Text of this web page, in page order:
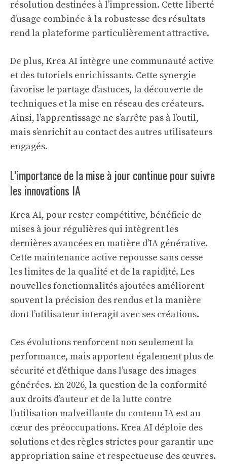
résolution destinées à l’impression. Cette liberté
d’usage combinée à la robustesse des résultats
rend la plateforme particulièrement attractive.
De plus, Krea AI intègre une communauté active
et des tutoriels enrichissants. Cette synergie
favorise le partage d’astuces, la découverte de
techniques et la mise en réseau des créateurs.
Ainsi, l’apprentissage ne s’arrête pas à l’outil,
mais s’enrichit au contact des autres utilisateurs
engagés.
L’importance de la mise à jour continue pour suivre
les innovations IA
Krea AI, pour rester compétitive, bénéficie de
mises à jour régulières qui intègrent les
dernières avancées en matière d’IA générative.
Cette maintenance active repousse sans cesse
les limites de la qualité et de la rapidité. Les
nouvelles fonctionnalités ajoutées améliorent
souvent la précision des rendus et la manière
dont l’utilisateur interagit avec ses créations.
Ces évolutions renforcent non seulement la
performance, mais apportent également plus de
sécurité et d’éthique dans l’usage des images
générées. En 2026, la question de la conformité
aux droits d’auteur et de la lutte contre
l’utilisation malveillante du contenu IA est au
cœur des préoccupations. Krea AI déploie des
solutions et des règles strictes pour garantir une
appropriation saine et respectueuse des œuvres.